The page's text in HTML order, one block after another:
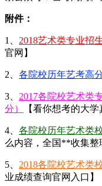
附件：
1、 2018艺术类专业招
官网】
2、 各院校历年艺考高
3、 2017各院校艺术类
分）
【看你想考的大
4、 各院校历年艺术类
么内容，全国**收集整
5、 2018各院校艺术类
业成绩查询官网入口】